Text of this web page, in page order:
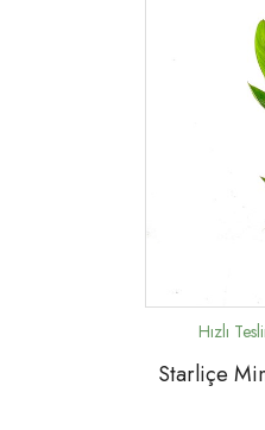
Starliçe